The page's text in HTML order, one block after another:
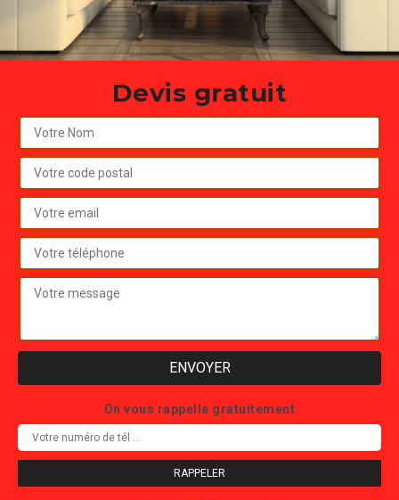
Devis gratuit
On vous rappelle gratuitement